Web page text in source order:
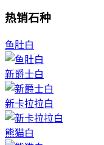
热销石种
鱼肚白
新爵士白
新卡拉拉白
熊猫白